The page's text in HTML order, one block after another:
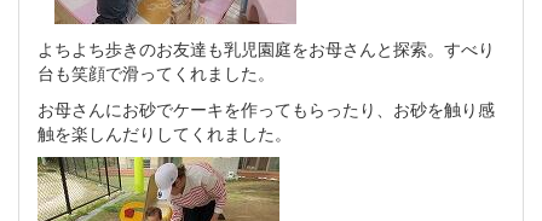
よちよち歩きのお友達も乳児園庭をお母さんと探索。すべり
台も笑顔で滑ってくれました。
お母さんにお砂でケーキを作ってもらったり、お砂を触り感
触を楽しんだりしてくれました。